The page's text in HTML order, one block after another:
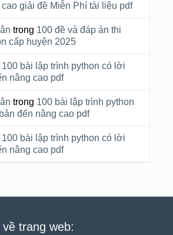
giải đề Miễn Phí tài liệu pdf
trong 100 đề và đáp án thi
cấp huyện 2025
100 bài lập trình python có lời
nâng cao pdf
trong 100 bài lập trình python
đến nâng cao pdf
100 bài lập trình python có lời
nâng cao pdf
trang web: